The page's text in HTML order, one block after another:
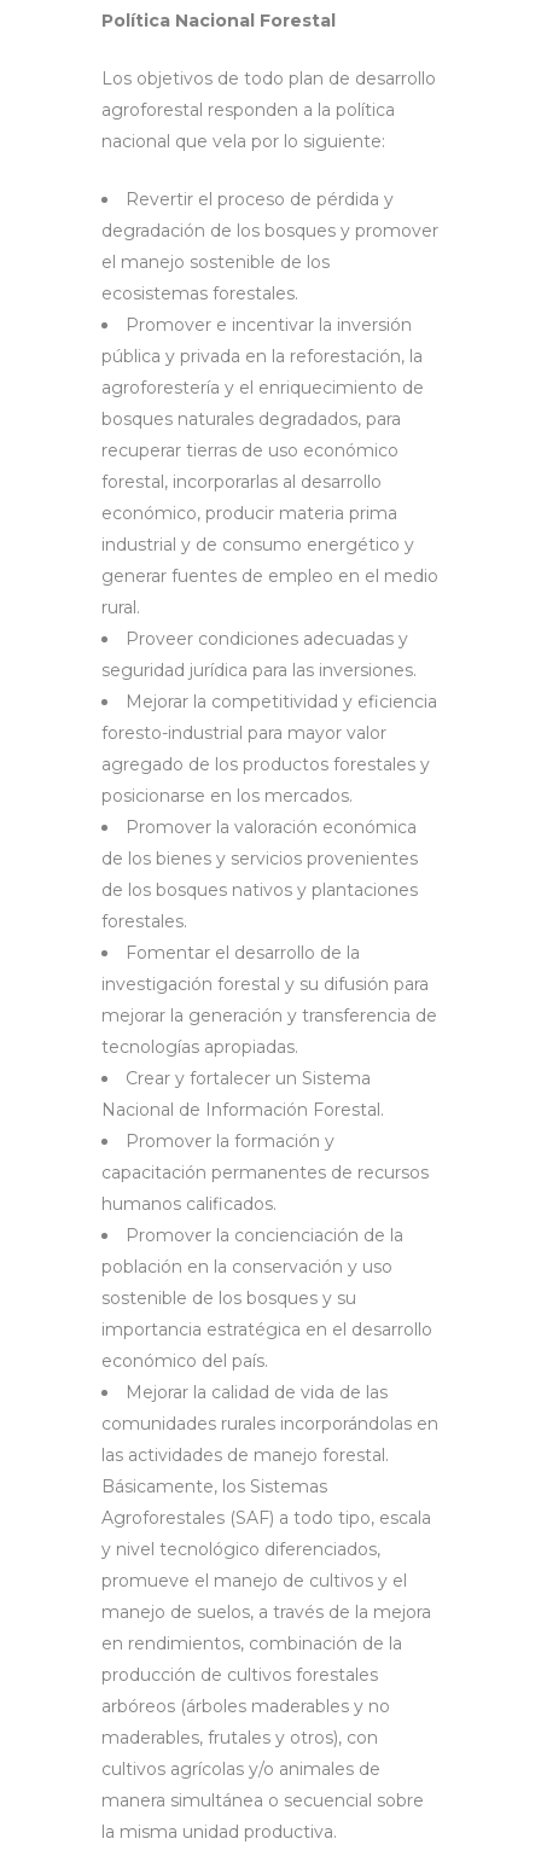
Política Nacional Forestal
Los objetivos de todo plan de desarrollo
agroforestal responden a la política
nacional que vela por lo siguiente:
Revertir el proceso de pérdida y
degradación de los bosques y promover
el manejo sostenible de los
ecosistemas forestales.
Promover e incentivar la inversión
pública y privada en la reforestación, la
agroforestería y el enriquecimiento de
bosques naturales degradados, para
recuperar tierras de uso económico
forestal, incorporarlas al desarrollo
económico, producir materia prima
industrial y de consumo energético y
generar fuentes de empleo en el medio
rural.
Proveer condiciones adecuadas y
seguridad jurídica para las inversiones.
Mejorar la competitividad y eficiencia
foresto-industrial para mayor valor
agregado de los productos forestales y
posicionarse en los mercados.
Promover la valoración económica
de los bienes y servicios provenientes
de los bosques nativos y plantaciones
forestales.
Fomentar el desarrollo de la
investigación forestal y su difusión para
mejorar la generación y transferencia de
tecnologías apropiadas.
Crear y fortalecer un Sistema
Nacional de Información Forestal.
Promover la formación y
capacitación permanentes de recursos
humanos calificados.
Promover la concienciación de la
población en la conservación y uso
sostenible de los bosques y su
importancia estratégica en el desarrollo
económico del país.
Mejorar la calidad de vida de las
comunidades rurales incorporándolas en
las actividades de manejo forestal.
Básicamente, los Sistemas
Agroforestales (SAF) a todo tipo, escala
y nivel tecnológico diferenciados,
promueve el manejo de cultivos y el
manejo de suelos, a través de la mejora
en rendimientos, combinación de la
producción de cultivos forestales
arbóreos (árboles maderables y no
maderables, frutales y otros), con
cultivos agrícolas y/o animales de
manera simultánea o secuencial sobre
la misma unidad productiva.